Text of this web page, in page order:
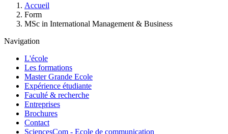
d'Ariane
Accueil
Form
MSc in International Management & Business
Navigation
L'école
Les formations
Master Grande Ecole
Expérience étudiante
Faculté & recherche
Entreprises
Brochures
Contact
SciencesCom - Ecole de communication